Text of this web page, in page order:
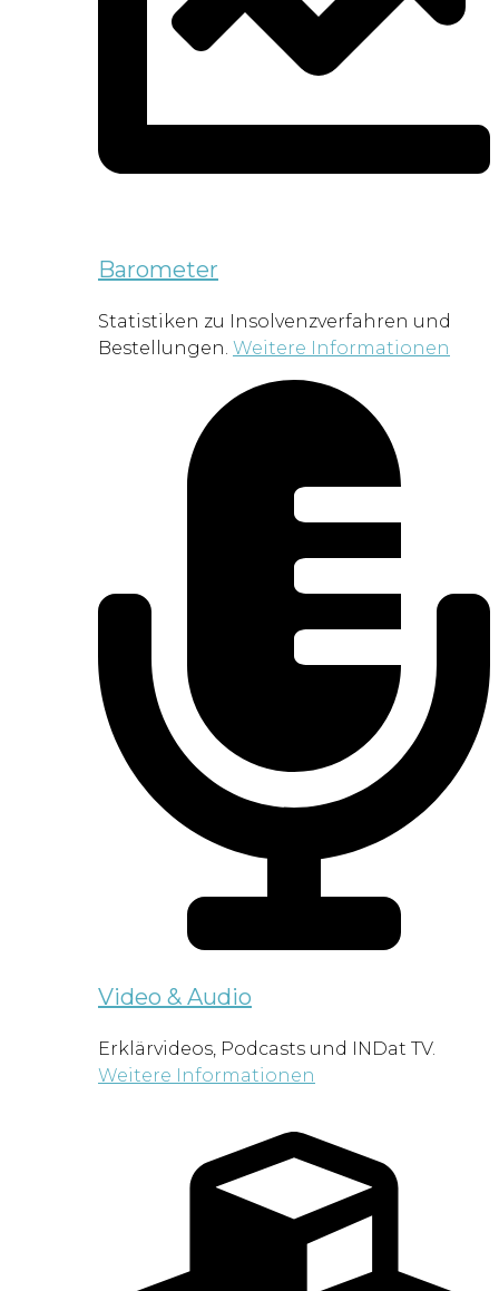
Barometer
Statistiken zu Insolvenzverfahren und
Bestellungen. Weitere Informationen
Video & Audio
Erklärvideos, Podcasts und INDat TV.
Weitere Informationen